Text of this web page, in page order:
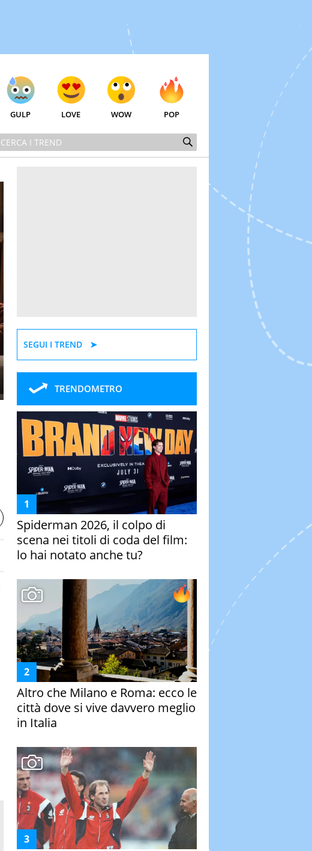
GULP LOVE WOW POP
SEGUI I TREND
TRENDOMETRO
Spiderman 2026, il colpo di
scena nei titoli di coda del film:
lo hai notato anche tu?
Altro che Milano e Roma: ecco le
città dove si vive davvero meglio
in Italia